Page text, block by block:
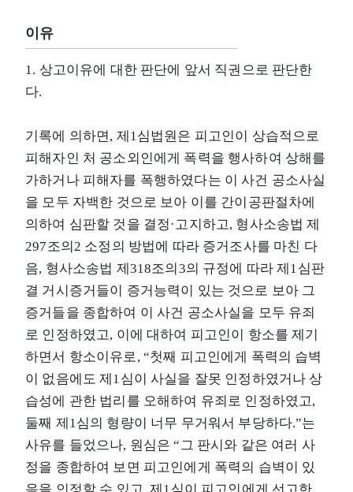
이유
1. 상고이유에 대한 판단에 앞서 직권으로 판단한
다.
기록에 의하면, 제1심법원은 피고인이 상습적으로
피해자인 처 공소외인에게 폭력을 행사하여 상해를
가하거나 피해자를 폭행하였다는 이 사건 공소사실
을 모두 자백한 것으로 보아 이를 간이공판절차에
의하여 심판할 것을 결정·고지하고, 형사소송법 제
297조의2 소정의 방법에 따라 증거조사를 마친 다
음, 형사소송법 제318조의3의 규정에 따라 제1심판
결 거시증거들이 증거능력이 있는 것으로 보아 그
증거들을 종합하여 이 사건 공소사실을 모두 유죄
로 인정하였고, 이에 대하여 피고인이 항소를 제기
하면서 항소이유로, “첫째 피고인에게 폭력의 습벽
이 없음에도 제1심이 사실을 잘못 인정하였거나 상
습성에 관한 법리를 오해하여 유죄로 인정하였고,
둘째 제1심의 형량이 너무 무거워서 부당하다.”는
사유를 들었으나, 원심은 “그 판시와 같은 여러 사
정을 종합하여 보면 피고인에게 폭력의 습벽이 있
음을 인정할 수 있고, 제1심이 피고인에게 선고한